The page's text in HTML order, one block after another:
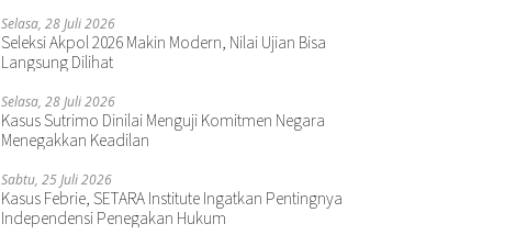
Selasa, 28 Juli 2026
Seleksi Akpol 2026 Makin Modern, Nilai Ujian Bisa
Langsung Dilihat
Selasa, 28 Juli 2026
Kasus Sutrimo Dinilai Menguji Komitmen Negara
Menegakkan Keadilan
Sabtu, 25 Juli 2026
Kasus Febrie, SETARA Institute Ingatkan Pentingnya
Independensi Penegakan Hukum